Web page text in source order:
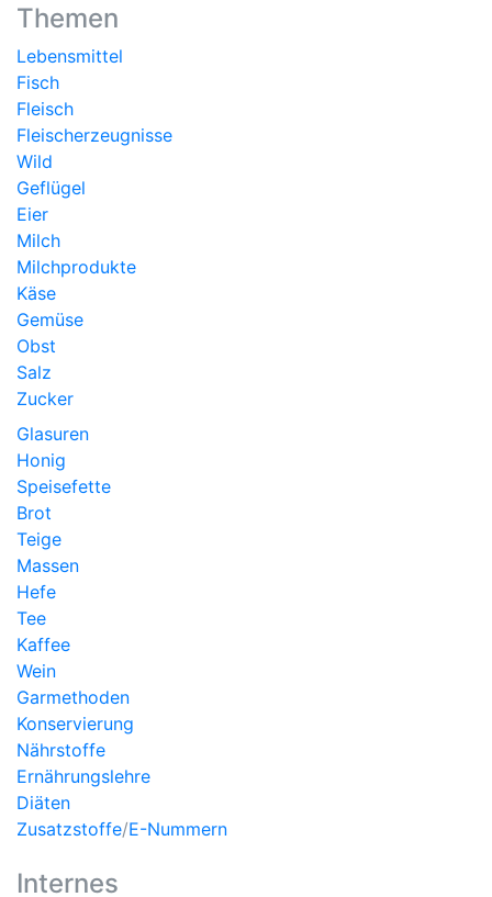
Themen
Lebensmittel
Fisch
Fleisch
Fleischerzeugnisse
Wild
Geflügel
Eier
Milch
Milchprodukte
Käse
Gemüse
Obst
Salz
Zucker
Glasuren
Honig
Speisefette
Brot
Teige
Massen
Hefe
Tee
Kaffee
Wein
Garmethoden
Konservierung
Nährstoffe
Ernährungslehre
Diäten
Zusatzstoffe/E-Nummern
Internes